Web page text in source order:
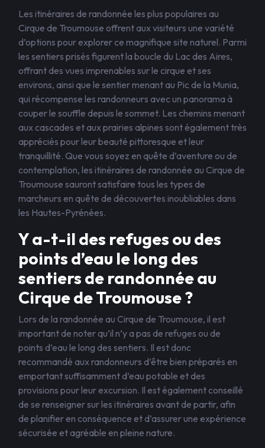
Les itinéraires de randonnée les plus populaires au
Cirque de Troumouse offrent aux visiteurs une variété
d’options pour explorer ce magnifique site naturel. Parmi
les sentiers prisés figurent la boucle du Lac des Aires,
offrant des vues imprenables sur le cirque et ses
environs, ainsi que le sentier menant au Pic de la Munia,
qui récompense les randonneurs avec un panorama à
couper le souffle depuis le sommet. Les chemins menant
aux cascades et aux prairies alpines sont également très
appréciés pour leur beauté pittoresque et leur
tranquillité. Que vous soyez en quête d’aventure ou de
contemplation, les itinéraires de randonnée au Cirque de
Troumouse sauront satisfaire tous les types de
marcheurs en quête de découvertes inoubliables dans
les Hautes-Pyrénées.
Y a-t-il des refuges ou des
points d’eau le long des
sentiers de randonnée au
Cirque de Troumouse ?
Lors de la randonnée au Cirque de Troumouse, il est
important de noter qu’il n’y a pas de refuges ou de
points d’eau le long des sentiers. Il est donc
recommandé aux randonneurs d’être bien préparés en
emportant suffisamment d’eau potable et des
provisions pour leur excursion. Il est également conseillé
de se renseigner sur les itinéraires avant de partir, afin
de planifier en conséquence et d’assurer une expérience
sécurisée et agréable en pleine nature.